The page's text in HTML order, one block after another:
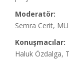
Moderatör:
Semra Cerit,
Konuşmacılar:
Haluk Özdalga,